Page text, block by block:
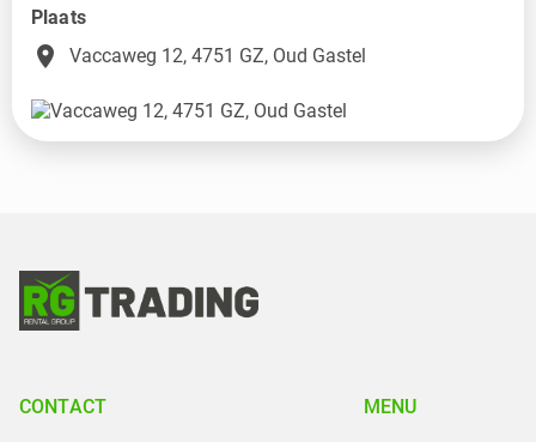
Plaats
place Vaccaweg 12, 4751 GZ, Oud Gastel
CONTACT MENU